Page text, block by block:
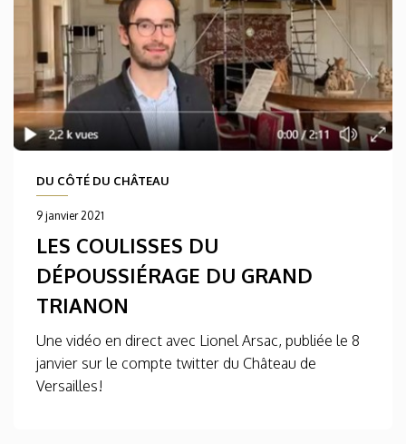
DU CÔTÉ DU CHÂTEAU
9 janvier 2021
LES COULISSES DU
DÉPOUSSIÉRAGE DU GRAND
TRIANON
Une vidéo en direct avec Lionel Arsac, publiée le 8
janvier sur le compte twitter du Château de
Versailles!